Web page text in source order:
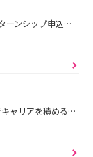
【7月開催の就職説明会・インターンシップ申込みできます！】国際援助・救護班活動・認定看護師などキャリアアップのステージがあり、教育体制もバッチリ整っています
地域の中核となる急性期病院でキャリアを積める強みを活かし、指導する側とされる側が共に成長できる「共育」を目指します。